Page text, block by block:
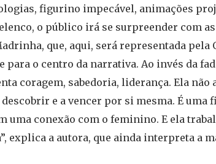
figurino impecável, animações
o público irá se surpreender com
que, aqui, será representada pela
para o centro da narrativa. Ao invés da
coragem, sabedoria, liderança. Ela não
e a vencer por si mesma. É uma
uma conexão com o feminino. E ela
explica a autora, que ainda interpreta a